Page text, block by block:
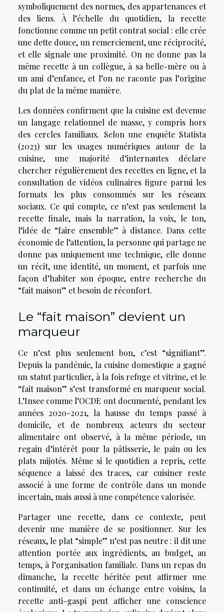
symboliquement des normes, des appartenances et
des liens. À l’échelle du quotidien, la recette
fonctionne comme un petit contrat social : elle crée
une dette douce, un remerciement, une réciprocité,
et elle signale une proximité. On ne donne pas la
même recette à un collègue, à sa belle-mère ou à
un ami d’enfance, et l’on ne raconte pas l’origine
du plat de la même manière.
Les données confirment que la cuisine est devenue
un langage relationnel de masse, y compris hors
des cercles familiaux. Selon une enquête Statista
(2023) sur les usages numériques autour de la
cuisine, une majorité d’internautes déclare
chercher régulièrement des recettes en ligne, et la
consultation de vidéos culinaires figure parmi les
formats les plus consommés sur les réseaux
sociaux. Ce qui compte, ce n’est pas seulement la
recette finale, mais la narration, la voix, le ton,
l’idée de “faire ensemble” à distance. Dans cette
économie de l’attention, la personne qui partage ne
donne pas uniquement une technique, elle donne
un récit, une identité, un moment, et parfois une
façon d’habiter son époque, entre recherche du
“fait maison” et besoin de réconfort.
Le “fait maison” devient un
marqueur
Ce n’est plus seulement bon, c’est “signifiant”.
Depuis la pandémie, la cuisine domestique a gagné
un statut particulier, à la fois refuge et vitrine, et le
“fait maison” s’est transformé en marqueur social.
L’Insee comme l’OCDE ont documenté, pendant les
années 2020-2021, la hausse du temps passé à
domicile, et de nombreux acteurs du secteur
alimentaire ont observé, à la même période, un
regain d’intérêt pour la pâtisserie, le pain ou les
plats mijotés. Même si le quotidien a repris, cette
séquence a laissé des traces, car cuisiner reste
associé à une forme de contrôle dans un monde
incertain, mais aussi à une compétence valorisée.
Partager une recette, dans ce contexte, peut
devenir une manière de se positionner. Sur les
réseaux, le plat “simple” n’est pas neutre : il dit une
attention portée aux ingrédients, au budget, au
temps, à l’organisation familiale. Dans un repas du
dimanche, la recette héritée peut affirmer une
continuité, et dans un échange entre voisins, la
recette anti-gaspi peut afficher une conscience